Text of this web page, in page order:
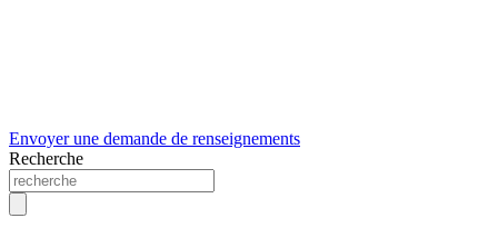
Envoyer une demande de renseignements
Recherche